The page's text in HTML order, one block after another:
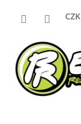
CZK